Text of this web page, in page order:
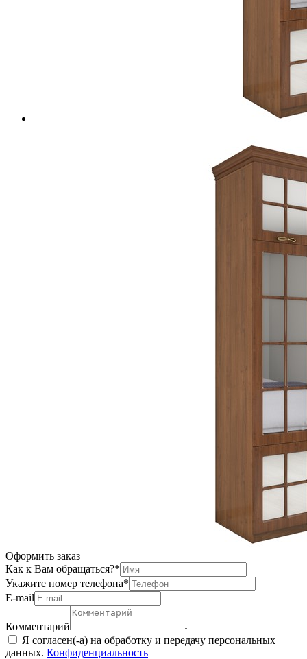
Оформить заказ
Как к Вам обращаться?*
Укажите номер телефона*
Е-mail
Комментарий
Я согласен(-а) на обработку и передачу персональных
данных. Конфиденциальность